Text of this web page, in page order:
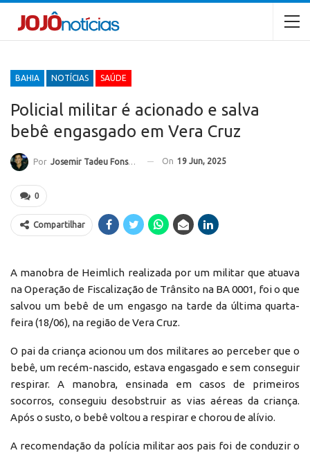
BAHIA NOTÍCIAS SAÚDE
Policial militar é acionado e salva
bebê engasgado em Vera Cruz
Por Josemir Tadeu Fonseca On 19 Jun, 2025
0
Compartilhar
A manobra de Heimlich realizada por um militar que atuava
na Operação de Fiscalização de Trânsito na BA 0001, foi o que
salvou um bebê de um engasgo na tarde da última quarta-
feira (18/06), na região de Vera Cruz.
O pai da criança acionou um dos militares ao perceber que o
bebê, um recém-nascido, estava engasgado e sem conseguir
respirar. A manobra, ensinada em casos de primeiros
socorros, conseguiu desobstruir as vias aéreas da criança.
Após o susto, o bebê voltou a respirar e chorou de alívio.
A recomendação da polícia militar aos pais foi de conduzir o